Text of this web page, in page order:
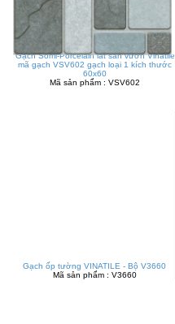
Gạch Somi-Porcelain lát sân vườn Vinatile
mã gạch VSV602 gạch loại 1 kích thước
60x60
Mã sản phẩm : VSV602
Gạch ốp tường VINATILE - Bộ V3660
Mã sản phẩm : V3660